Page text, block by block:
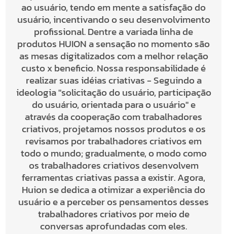
ao usuário, tendo em mente a satisfação do
usuário, incentivando o seu desenvolvimento
profissional. Dentre a variada linha de
produtos HUION a sensação no momento são
as mesas digitalizados com a melhor relação
custo x beneficio. Nossa responsabilidade é
realizar suas idéias criativas - Seguindo a
ideologia "solicitação do usuário, participação
do usuário, orientada para o usuário" e
através da cooperação com trabalhadores
criativos, projetamos nossos produtos e os
revisamos por trabalhadores criativos em
todo o mundo; gradualmente, o modo como
os trabalhadores criativos desenvolvem
ferramentas criativas passa a existir. Agora,
Huion se dedica a otimizar a experiência do
usuário e a perceber os pensamentos desses
trabalhadores criativos por meio de
conversas aprofundadas com eles.